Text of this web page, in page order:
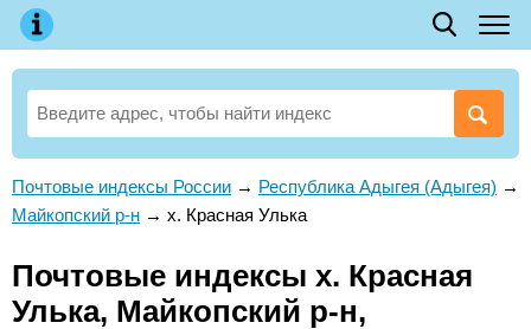
Почтовые индексы России → Республика Адыгея (Адыгея) →
Майкопский р-н → х. Красная Улька
Почтовые индексы х. Красная
Улька, Майкопский р-н,